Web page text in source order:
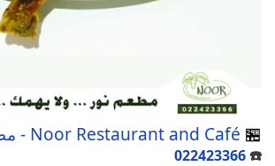
🏪 Noor Restaurant and Café - مطعم نور
☎️
022423366